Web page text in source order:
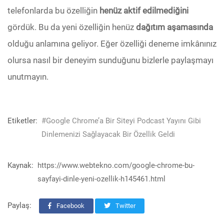
telefonlarda bu özelliğin henüz aktif edilmediğini
gördük. Bu da yeni özelliğin henüz dağıtım aşamasında
olduğu anlamına geliyor. Eğer özelliği deneme imkânınız
olursa nasıl bir deneyim sunduğunu bizlerle paylaşmayı
unutmayın.
Etiketler: #Google Chrome’a Bir Siteyi Podcast Yayını Gibi
Dinlemenizi Sağlayacak Bir Özellik Geldi
Kaynak: https://www.webtekno.com/google-chrome-bu-
sayfayi-dinle-yeni-ozellik-h145461.html
Paylaş: Facebook Twitter